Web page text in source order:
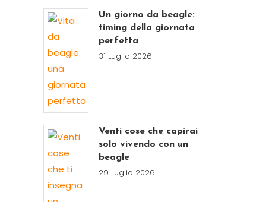
Un giorno da beagle:
timing della giornata
perfetta
31 Luglio 2026
Venti cose che capirai
solo vivendo con un
beagle
29 Luglio 2026